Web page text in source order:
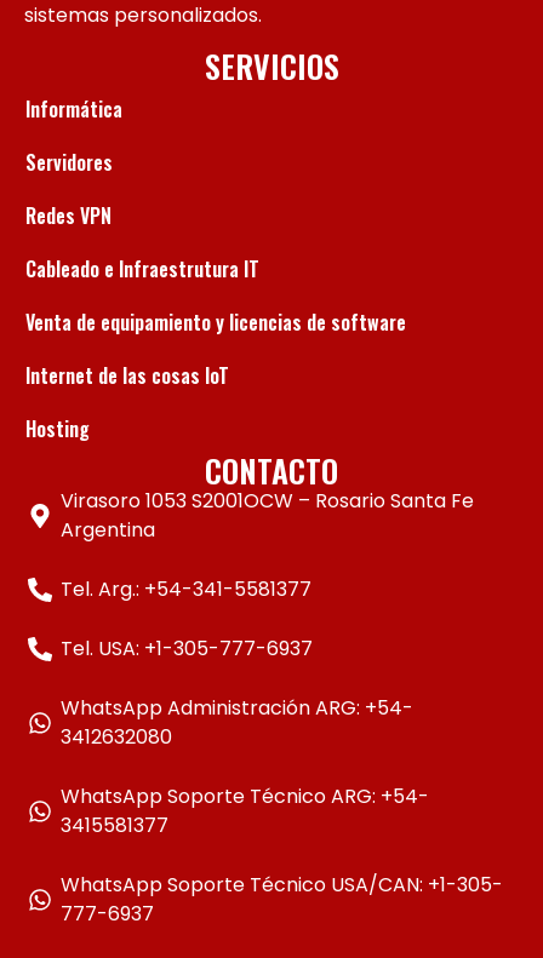
sistemas personalizados.
SERVICIOS
Informática
Servidores
Redes VPN
Cableado e Infraestrutura IT
Venta de equipamiento y licencias de software
Internet de las cosas IoT
Hosting
CONTACTO
Virasoro 1053 S2001OCW – Rosario Santa Fe
Argentina
Tel. Arg.: +54-341-5581377
Tel. USA: +1-305-777-6937
WhatsApp Administración ARG: +54-
3412632080
WhatsApp Soporte Técnico ARG: +54-
3415581377
WhatsApp Soporte Técnico USA/CAN: +1-305-
777-6937